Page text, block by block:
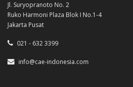
Jl. Suryopranoto No. 2
Ruko Harmoni Plaza Blok I No.1-4
Jakarta Pusat
021 - 632 3399
info@cae-indonesia.com